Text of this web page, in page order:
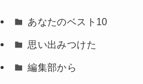
あなたのベスト10
思い出みつけた
編集部から